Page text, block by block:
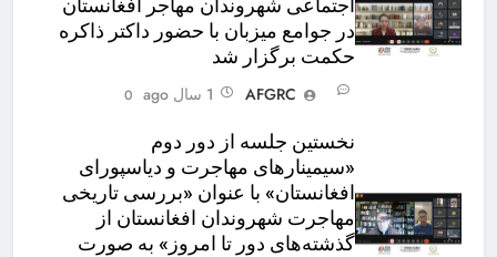
اجتماعی شهروندان مهاجر افغانستان
در جوامع میزبان با حضور داکتر ذاکره
حکمت برگزار شد
AFGRC
1 سال ago 0
نخستین جلسه از دور دوم
«سیمینارهای مهاجرت و دیاسپورای
افغانستان» با عنوان «بررسی تاریخی
مهاجرت شهروندان افغانستان از
گذشته‌های دور تا امروز» به صورت